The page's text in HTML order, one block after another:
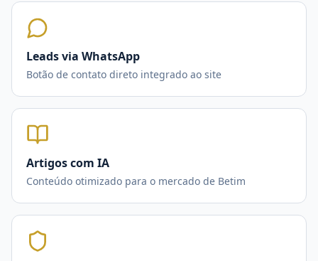
Leads via WhatsApp
Botão de contato direto integrado ao site
Artigos com IA
Conteúdo otimizado para o mercado de Betim